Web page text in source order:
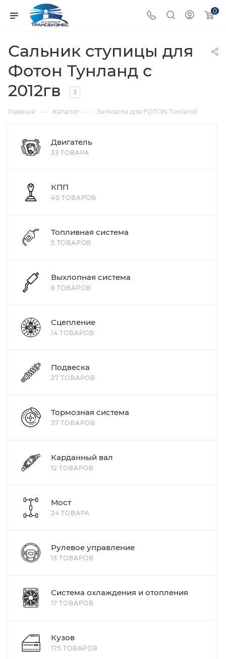
0
Сальник ступицы для
Фотон Тунланд с
2012гв
3
Главная — Каталог — Запчасти для FOTON Tunland
Двигатель
33 ТОВАРА
КПП
40 ТОВАРОВ
Топливная система
5 ТОВАРОВ
Выхлопная система
6 ТОВАРОВ
Сцепление
14 ТОВАРОВ
Подвеска
27 ТОВАРОВ
Тормозная система
37 ТОВАРОВ
Карданный вал
12 ТОВАРОВ
Мост
24 ТОВАРА
Рулевое управление
13 ТОВАРОВ
Система охлаждения и отопления
17 ТОВАРОВ
Кузов
175 ТОВАРОВ